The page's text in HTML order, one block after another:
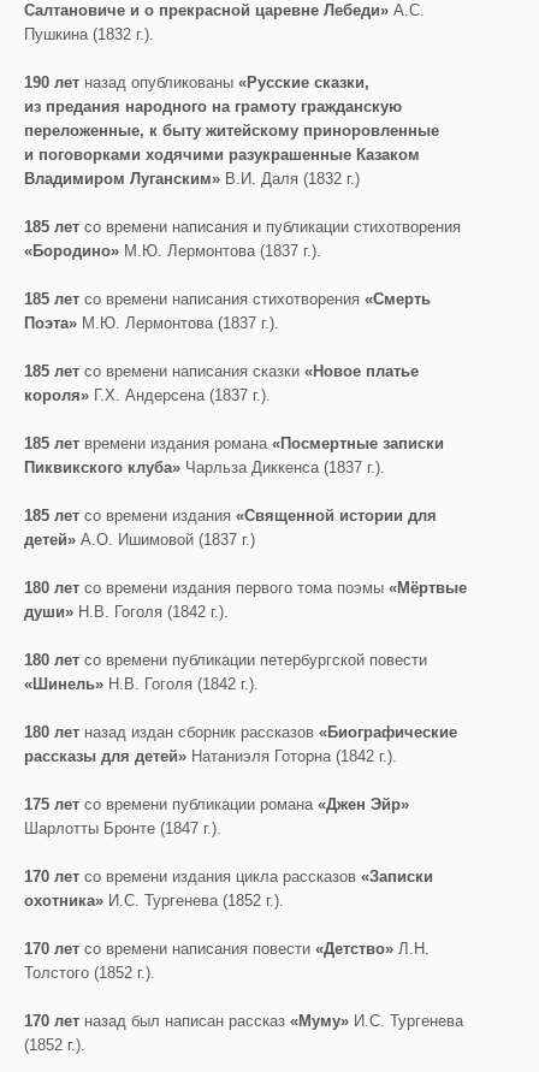
Салтановиче и о прекрасной царевне Лебеди» А.С.
Пушкина (1832 г.).
190 лет назад опубликованы «Русские сказки,
из предания народного на грамоту гражданскую
переложенные, к быту житейскому приноровленные
и поговорками ходячими разукрашенные Казаком
Владимиром Луганским» В.И. Даля (1832 г.)
185 лет со времени написания и публикации стихотворения
«Бородино» М.Ю. Лермонтова (1837 г.).
185 лет со времени написания стихотворения «Смерть
Поэта» М.Ю. Лермонтова (1837 г.).
185 лет со времени написания сказки «Новое платье
короля» Г.Х. Андерсена (1837 г.).
185 лет времени издания романа «Посмертные записки
Пиквикского клуба» Чарльза Диккенса (1837 г.).
185 лет со времени издания «Священной истории для
детей» А.О. Ишимовой (1837 г.)
180 лет со времени издания первого тома поэмы «Мёртвые
души» Н.В. Гоголя (1842 г.).
180 лет со времени публикации петербургской повести
«Шинель» Н.В. Гоголя (1842 г.).
180 лет назад издан сборник рассказов «Биографические
рассказы для детей» Натаниэля Готорна (1842 г.).
175 лет со времени публикации романа «Джен Эйр»
Шарлотты Бронте (1847 г.).
170 лет со времени издания цикла рассказов «Записки
охотника» И.С. Тургенева (1852 г.).
170 лет со времени написания повести «Детство» Л.Н.
Толстого (1852 г.).
170 лет назад был написан рассказ «Муму» И.С. Тургенева
(1852 г.).